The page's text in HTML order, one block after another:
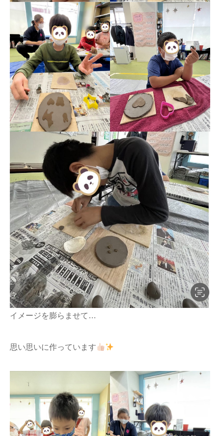
イメージを膨らませて…
思い思いに作っています